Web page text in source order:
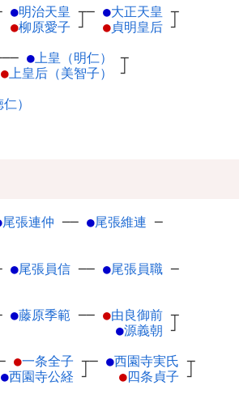
●明治天皇 ┬
●柳原愛子 ┘
─ ●大正天皇 ┬
●貞明皇后 ┘
●上皇（明仁）
┬
●上皇后（美智子） ┘
）
尾張連仲 ── ●尾張維連 ─
●尾張員信 ── ●尾張員職 ─
●藤原季範 ── ●由良御前 ┬
●源義朝 ┘
●一条全子 ┬
●西園寺公経 ┘
─ ●西園寺実氏 ┬
●四条貞子 ┘